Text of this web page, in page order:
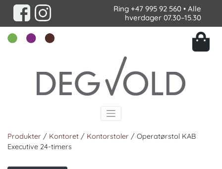
Ring +47 995 92 560 • Alle
hverdager 07.30–15.30
Produkter / Kontoret / Kontorstoler / Operatørstol KAB
Executive 24-timers